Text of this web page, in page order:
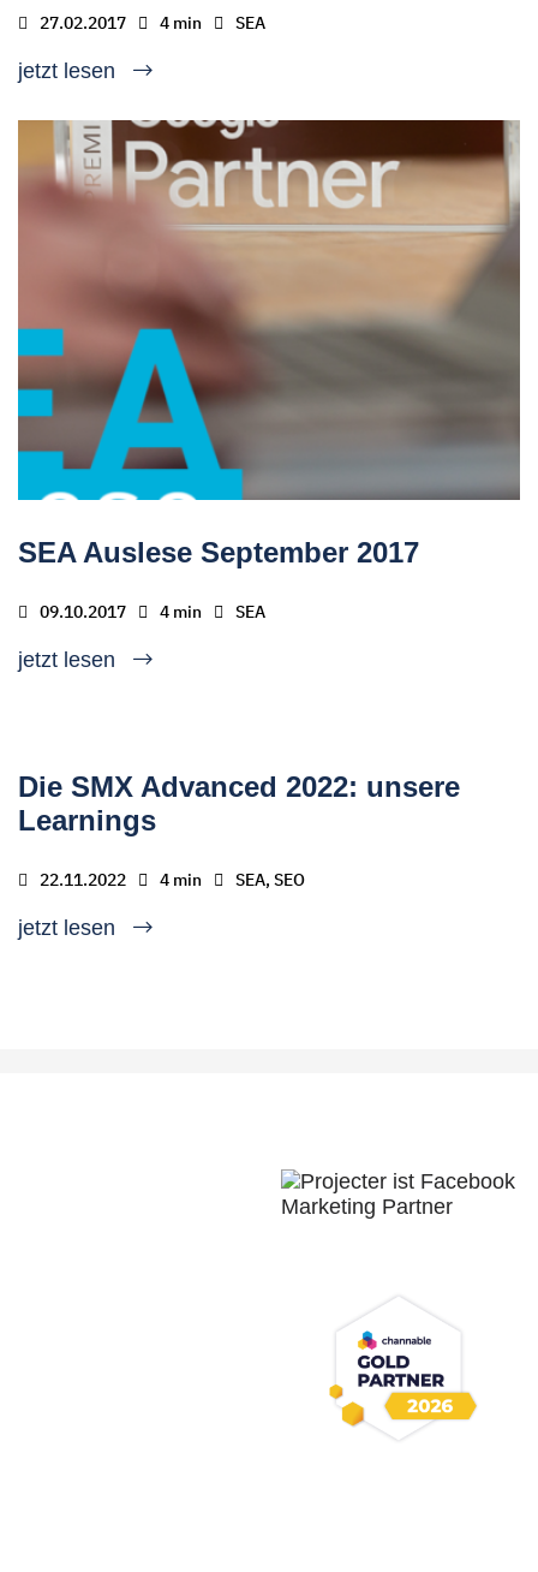
27.02.2017 4 min SEA
jetzt lesen
SEA Auslese September 2017
09.10.2017 4 min SEA
jetzt lesen
Die SMX Advanced 2022: unsere
Learnings
22.11.2022 4 min SEA, SEO
jetzt lesen